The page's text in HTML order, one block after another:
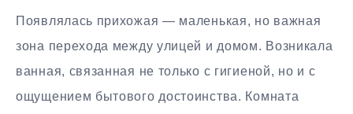
Появлялась прихожая — маленькая, но важная
зона перехода между улицей и домом. Возникала
ванная, связанная не только с гигиеной, но и с
ощущением бытового достоинства. Комната